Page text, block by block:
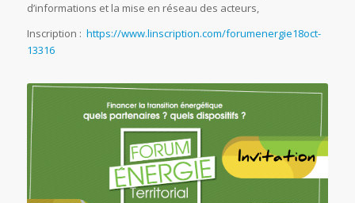
d’informations et la mise en réseau des acteurs,
Inscription : https://www.linscription.com/forumenergie18oct-
13316